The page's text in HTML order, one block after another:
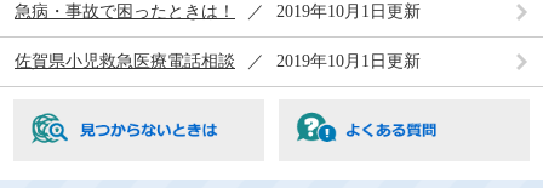
急病・事故で困ったときは！ 2019年10月1日更新
佐賀県小児救急医療電話相談 2019年10月1日更新